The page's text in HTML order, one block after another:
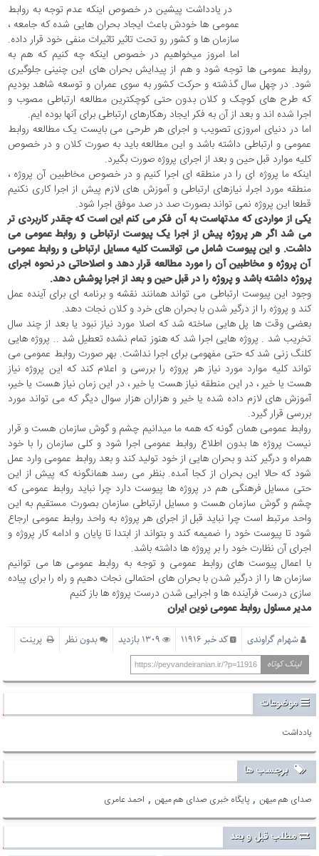
در یادداشت پیشین در خصوص اینکه عدم توجه به روابط
عمومی ها خودش باعث ایجاد بحران هایی شده که جامعه ،
سازمان ها و کشور رو تحت تاثیر تاثیرات منفی خود قرار داده.
اما امروز میخواهیم در خصوص اینکه چه کنیم که هم به
روابط عمومی ها توجه شود و هم از پیدایش بحران های این چنینی جلوگیری
شود. در چهل سال گذشته و حرکت کشور به سوی عمران و توسعه شاهد بودیم
که طرح های کوچک و کلان بدون حتی کوچکترین مطالعه ارتباطی مصوب و
اجرا شده اند و بعد از آن به فکر ایجاد رهکارهای ارتباطی برای آنها بوده ایم.
اما در دنیای امروزی تصویب و اجرای هر طرحی می بایست یک مطالعه روابط
عمومی و ارتباطی داشته باشد و این مطالعه باید به صورت کلان و در خصوص
کلیه موارد قبل حین و بعد از اجرای پروژه صورت بگیرد.
اینکه ما پروژه ای را در منطقه ای اجرا کنیم و در خصوص مخاطبین آن پروژه ،
منطقه مورد اجرا، نیازهای ارتباطی و آموزش های لازم پیش از اجرا کاری نکنیم
قطعا این پروژه نمی تواند بصورت صد در صد موفق اجرا شود.
یکی از مواردی که مدتهاست به آن فکر می کنم این است که چقدر کاربردی تر
می شد اگر هر پروژه پیش از اجرا یک پیوست ارتباطی و روابط عمومی می
داشت. و این پیوست شامل می توانست کلیه مسایل ارتباطی و روابط عمومی
آن پروژه و مخاطبین آن را مورد مطالعه قرار دهد و اصلاحاتی در نحوه اجرای
پروژه داشته باشد و پروژه را در قبل حین و بعد از اجرا پوشش دهد.
وجود این پیوست ارتباطی می تواند همانند نقشه و برنامه ای برای آینده عمل
کند و پروژه را از درگیر شدن با بحران های خرد و کلان نجات دهد.
بعضی وقت ها پل هایی ساخته شد که اصلا مورد نیاز نبود یا بعد از چند سال
تخریب شد . پروژه هایی اجرا شد که هنوز تمام نشده تعطیل شد .. پروژه هایی
کلنگ زنی شد که حتی مفهومی برای اجرا نداشت. بهر صورت روابط عمومی می
تواند کلیه موارد مورد نیاز هر پروژه را بررسی و اعلام کند که این پروژه نیاز
هست یا خیر ، در این منطقه نیاز هست یا خیر ، در این زمان نیاز هست یا خیر،
آموزش های لازم داده شده یا خیر و هزاران هزار سوال دیگر که می تواند مورد
بررسی قرار گیرد.
روابط عمومی همان گونه که همه ما میدانیم چشم و گوش سازمان هست و قرار
نیست پروژه ها بدون اطلاع روابط عمومی اجرا شود و کلی سازمان را با خود
همراه و درگیر کند و بحران هایی از خود تولید کند و بعد روابط عمومی وارد عمل
شود که حالا این بحران از کجا آمده. بنظر می رسد همانگونه که پیش از این
حتی مسایل فرهنگی هم در پروژه ها پیوست دارد چرا نباید روابط عمومی که
چشم و گوش سازمان هست و مسایل ارتباطی سازمان بصورت مستقیم به این
واحد مرتبط است چرا نباید قبل از اجرای هر پروژه به واحد روابط عمومی ارجاع
شود تا پیوست خود را ضمیمه کند و بتواند از ابتدا تا پایان و ادامه کار پروژه و
اجرای آن نظارت خود را بر پروژه ها داشته باشد.
با اعمال پیوست های روابط عمومی و توجه به روابط عمومی ها می توانیم
سازمان ها را از درگیر شدن با بحران های احتمالی نجات دهیم و راه را برای پیاده
سازی درست فرآینده ها و اجرایی شدن درست پروژه ها باز کنیم
مدیر مسئول روابط عمومی نوین ایران
شهرام گراوندی کد خبر 11916 1309 بازدید بدون نظر پرینت
لینک کوتاه https://peyvandeiranian.ir/?p=11916
موضوعات
یادداشت
برچسب ها
احمد عامری , پایگاه خبری صدای هم میهن , صدای هم میهن
مطلب قبل و بعد